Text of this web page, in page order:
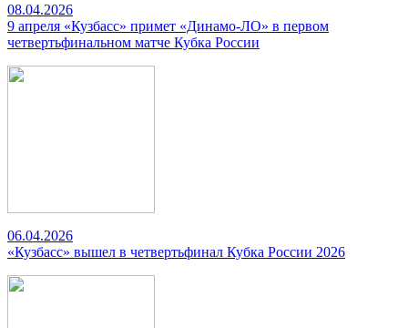
08.04.2026
9 апреля «Кузбасс» примет «Динамо-ЛО» в первом
четвертьфинальном матче Кубка России
06.04.2026
«Кузбасс» вышел в четвертьфинал Кубка России 2026